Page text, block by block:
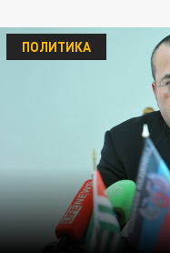
ПОЛИТИКА